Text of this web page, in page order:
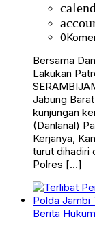
0
Bersama
Lakukan
Jabung
kunjungan
(Danlanal)
Kerjanya,
turut dihadiri
Polres […]
Berita